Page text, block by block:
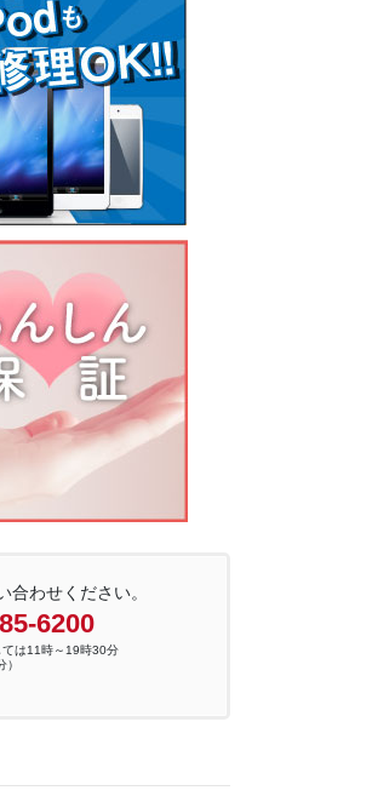
合わせください。
6200
は11時～19時30分